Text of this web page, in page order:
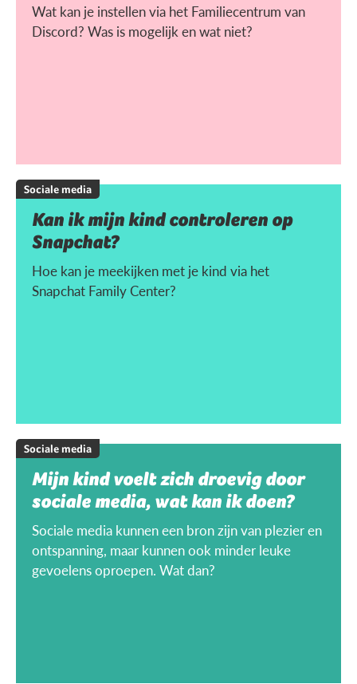
Wat kan je instellen via het Familiecentrum van
Discord? Was is mogelijk en wat niet?
Sociale media
Kan ik mijn kind controleren op
Snapchat?
Hoe kan je meekijken met je kind via het
Snapchat Family Center?
Sociale media
Mijn kind voelt zich droevig door
sociale media, wat kan ik doen?
Sociale media kunnen een bron zijn van plezier en
ontspanning, maar kunnen ook minder leuke
gevoelens oproepen. Wat dan?